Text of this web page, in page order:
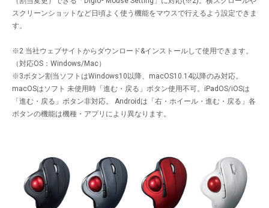
スクリーンショットなど日頃よく使う機能をマウスで行えるよう設定できま
す。
※2 当社ウェブサイトからダウンロード&インストールして使用できます。
（対応OS：Windows/Mac）
※3ボタン割当ソフトはWindows10以降、macOS10.14以降のみ対応。
macOSはソフト 未使用時「進む・戻る」ボタン使用不可。iPadOS/iOSは
「進む・戻る」ボタン非対応。 Androidは「右・ホイール・進む・戻る」各
ボタンの機能は機種・アプリにより異なります。